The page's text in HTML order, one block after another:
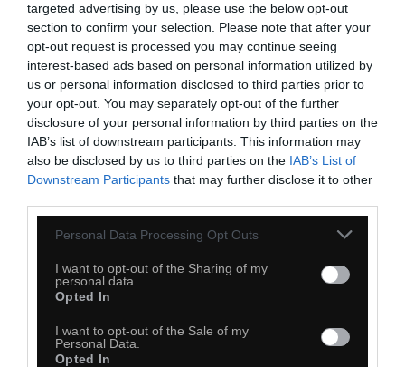
targeted advertising by us, please use the below opt-out
section to confirm your selection. Please note that after your
opt-out request is processed you may continue seeing
interest-based ads based on personal information utilized by
us or personal information disclosed to third parties prior to
your opt-out. You may separately opt-out of the further
disclosure of your personal information by third parties on the
IAB’s list of downstream participants. This information may
also be disclosed by us to third parties on the IAB’s List of
Downstream Participants that may further disclose it to other
Personal Data Processing Opt Outs
I want to opt-out of the Sharing of my
personal data.
Opted In
I want to opt-out of the Sale of my
Personal Data.
Opted In
39
Kopiuj link